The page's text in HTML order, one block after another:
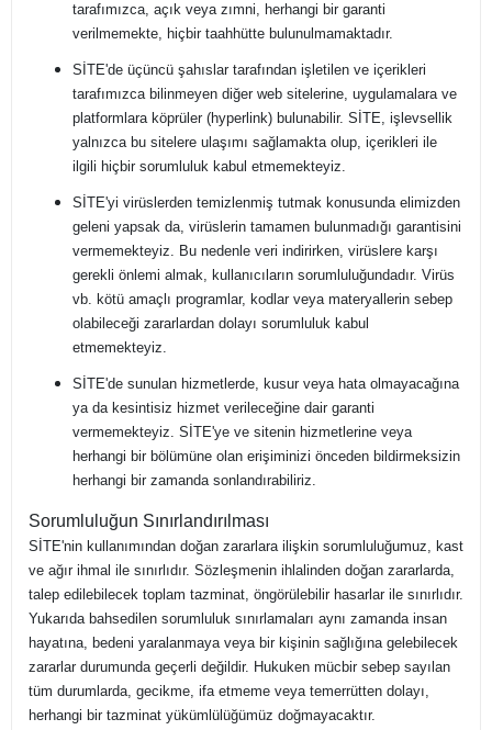
tarafımızca, açık veya zımni, herhangi bir garanti
verilmemekte, hiçbir taahhütte bulunulmamaktadır.
SİTE'de üçüncü şahıslar tarafından işletilen ve içerikleri
tarafımızca bilinmeyen diğer web sitelerine, uygulamalara ve
platformlara köprüler (hyperlink) bulunabilir. SİTE, işlevsellik
yalnızca bu sitelere ulaşımı sağlamakta olup, içerikleri ile
ilgili hiçbir sorumluluk kabul etmemekteyiz.
SİTE'yi virüslerden temizlenmiş tutmak konusunda elimizden
geleni yapsak da, virüslerin tamamen bulunmadığı garantisini
vermemekteyiz. Bu nedenle veri indirirken, virüslere karşı
gerekli önlemi almak, kullanıcıların sorumluluğundadır. Virüs
vb. kötü amaçlı programlar, kodlar veya materyallerin sebep
olabileceği zararlardan dolayı sorumluluk kabul
etmemekteyiz.
SİTE'de sunulan hizmetlerde, kusur veya hata olmayacağına
ya da kesintisiz hizmet verileceğine dair garanti
vermemekteyiz. SİTE'ye ve sitenin hizmetlerine veya
herhangi bir bölümüne olan erişiminizi önceden bildirmeksizin
herhangi bir zamanda sonlandırabiliriz.
Sorumluluğun Sınırlandırılması
SİTE'nin kullanımından doğan zararlara ilişkin sorumluluğumuz, kast
ve ağır ihmal ile sınırlıdır. Sözleşmenin ihlalinden doğan zararlarda,
talep edilebilecek toplam tazminat, öngörülebilir hasarlar ile sınırlıdır.
Yukarıda bahsedilen sorumluluk sınırlamaları aynı zamanda insan
hayatına, bedeni yaralanmaya veya bir kişinin sağlığına gelebilecek
zararlar durumunda geçerli değildir. Hukuken mücbir sebep sayılan
tüm durumlarda, gecikme, ifa etmeme veya temerrütten dolayı,
herhangi bir tazminat yükümlülüğümüz doğmayacaktır.